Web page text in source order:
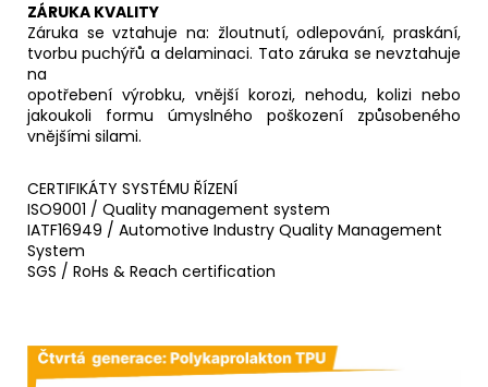
ZÁRUKA KVALITY
Záruka se vztahuje na: žloutnutí, odlepování, praskání,
tvorbu puchýřů a delaminaci. Tato záruka se nevztahuje
na
opotřebení výrobku, vnější korozi, nehodu, kolizi nebo
jakoukoli formu úmyslného poškození způsobeného
vnějšími silami.
CERTIFIKÁTY SYSTÉMU ŘÍZENÍ
ISO9001 / Quality management system
IATF16949 / Automotive Industry Quality Management
System
SGS / RoHs & Reach certification